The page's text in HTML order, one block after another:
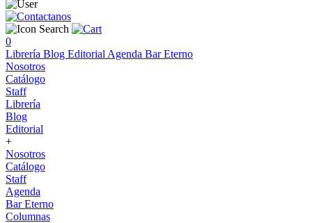
0
Librería Blog Editorial Agenda Bar Eterno
Nosotros
Catálogo
Staff
Librería
Blog
Editorial
+
Nosotros
Catálogo
Staff
Agenda
Bar Eterno
Columnas